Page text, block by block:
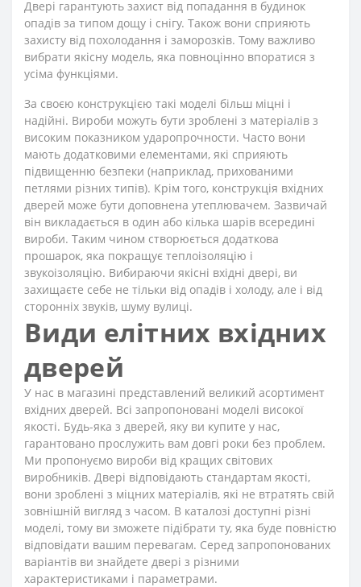
Двері гарантують захист від попадання в будинок
опадів за типом дощу і снігу. Також вони сприяють
захисту від похолодання і заморозків. Тому важливо
вибрати якісну модель, яка повноцінно впоратися з
усіма функціями.
За своєю конструкцією такі моделі більш міцні і
надійні. Вироби можуть бути зроблені з матеріалів з
високим показником ударопрочности. Часто вони
мають додатковими елементами, які сприяють
підвищенню безпеки (наприклад, прихованими
петлями різних типів). Крім того, конструкція вхідних
дверей може бути доповнена утеплювачем. Зазвичай
він викладається в один або кілька шарів всередині
вироби. Таким чином створюється додаткова
прошарок, яка покращує теплоізоляцію і
звукоізоляцію. Вибираючи якісні вхідні двері, ви
захищаєте себе не тільки від опадів і холоду, але і від
сторонніх звуків, шуму вулиці.
Види елітних вхідних
дверей
У нас в магазині представлений великий асортимент
вхідних дверей. Всі запропоновані моделі високої
якості. Будь-яка з дверей, яку ви купите у нас,
гарантовано прослужить вам довгі роки без проблем.
Ми пропонуємо вироби від кращих світових
виробників. Двері відповідають стандартам якості,
вони зроблені з міцних матеріалів, які не втратять свій
зовнішній вигляд з часом. В каталозі доступні різні
моделі, тому ви зможете підібрати ту, яка буде повністю
відповідати вашим перевагам. Серед запропонованих
варіантів ви знайдете двері з різними
характеристиками і параметрами.